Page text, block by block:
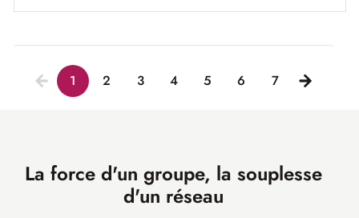
1 2 3 4 5 6 7
La force d'un groupe, la souplesse
d'un réseau